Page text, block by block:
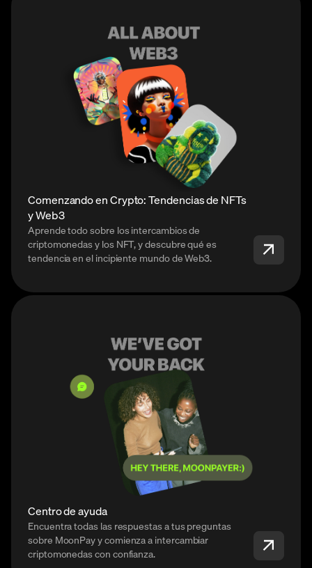
Comenzando en Crypto: Tendencias de NFTs
y Web3
Aprende todo sobre los intercambios de
criptomonedas y los NFT, y descubre qué es
tendencia en el incipiente mundo de Web3.
Centro de ayuda
Encuentra todas las respuestas a tus preguntas
sobre MoonPay y comienza a intercambiar
criptomonedas con confianza.